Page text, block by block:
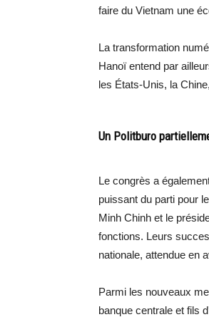
faire du Vietnam une
La transformation
Hanoï entend par
les États-Unis, la
Un Politburo
Le congrès a
puissant du parti pour
Minh Chinh et le
fonctions. Leurs
nationale, attendue en
Parmi les nouveaux
banque centrale et fils